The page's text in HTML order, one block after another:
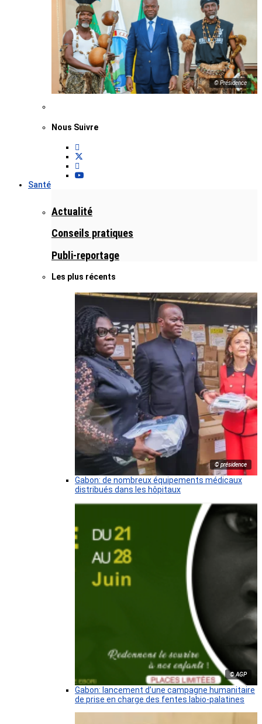
© Présidence
Nous Suivre
Santé
Actualité
Conseils pratiques
Publi-reportage
Les plus récents
© présidence
Gabon: de nombreux équipements médicaux
distribués dans les hôpitaux
© AGP
Gabon: lancement d’une campagne humanitaire
de prise en charge des fentes labio-palatines